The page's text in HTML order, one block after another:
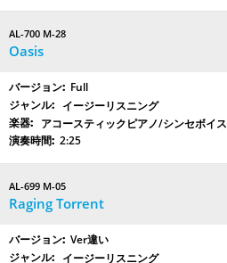
AL-700 M-28
Oasis
Full
イージーリスニング
アコースティックピアノ/シンセボイス
2:25
AL-699 M-05
Raging Torrent
Ver違い
イージーリスニング